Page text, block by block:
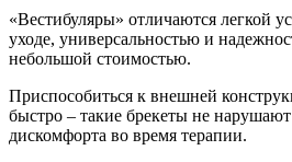
«Вестибуляры» отличаются легкой
уходе, универсальностью и
небольшой стоимостью.
Приспособиться к внешней
быстро – такие брекеты не
дискомфорта во время терапии.